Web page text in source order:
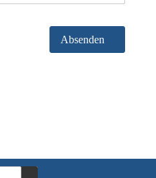
Absenden